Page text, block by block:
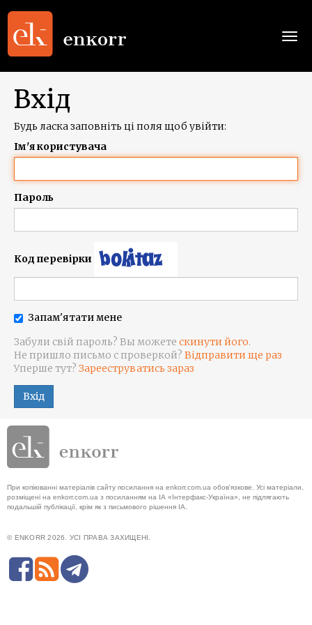
Вхід
Будь ласка заповніть ці поля щоб увійти:
Ім'я користувача
Пароль
Код перевірки
Запам'ятати мене
Забули свій пароль? Вы можете скинути його.
Не пришло письмо с проверкой? Відправити ще раз
Уперше тут? Зарееструватись зараз
Вхід
При копіюванні матеріалів сайту посилання на enkorr.com.ua обов'язкове. Усі матеріали,
розміщені на enkorr.com.ua з посиланням на ІА «Інтерфакс-Україна», не підлягають
подальшій публікації, крім як з письмового рішення ІА.
© ENKORR 2026. УСІ ПРАВА ЗАХИЩЕНІ.